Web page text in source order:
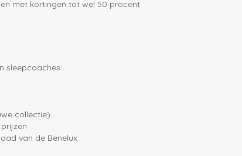
met kortingen tot wel 50 procent
sleepcoaches
collectie)
van de Benelux